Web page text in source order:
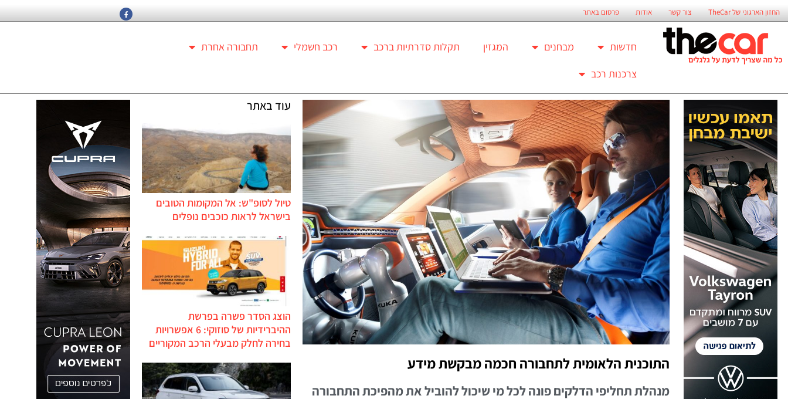
החזון הארגוני של TheCar צור קשר אודות פרסום באתר
חדשות מבחנים המגזין תקלות סדרתיות ברכב רכב חשמלי
תחבורה אחרת
צרכנות רכב
התוכנית הלאומית לתחבורה חכמה מבקשת מידע
מנהלת תחליפי הדלקים פונה לכל מי שיכול להוביל את מהפיכת התחבורה
עוד באתר
טיול לסופ"ש: אל המקומות הטובים
בישראל לראות כוכבים נופלים
הוצג הסדר פשרה בפרשת
ההיברידיות של סוזוקי: 6 אפשרויות
בחירה לחלק מבעלי הרכב המקוריים